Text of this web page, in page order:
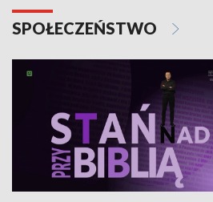
SPOŁECZEŃSTWO